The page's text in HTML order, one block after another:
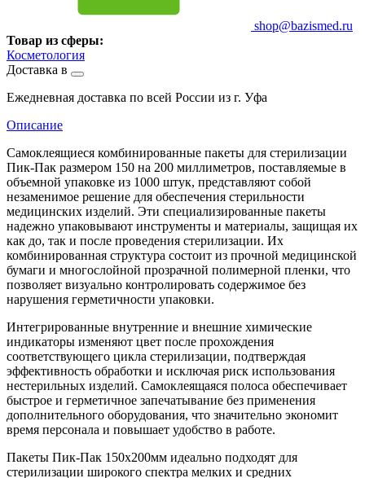
shop@bazismed.ru
Товар из сферы:
Косметология
Доставка в
Ежедневная доставка по всей России из г. Уфа
Описание
Самоклеящиеся комбинированные пакеты для стерилизации
Пик-Пак размером 150 на 200 миллиметров, поставляемые в
объемной упаковке из 1000 штук, представляют собой
незаменимое решение для обеспечения стерильности
медицинских изделий. Эти специализированные пакеты
надежно упаковывают инструменты и материалы, защищая их
как до, так и после проведения стерилизации. Их
комбинированная структура состоит из прочной медицинской
бумаги и многослойной прозрачной полимерной пленки, что
позволяет визуально контролировать содержимое без
нарушения герметичности упаковки.
Интегрированные внутренние и внешние химические
индикаторы изменяют цвет после прохождения
соответствующего цикла стерилизации, подтверждая
эффективность обработки и исключая риск использования
нестерильных изделий. Самоклеящаяся полоса обеспечивает
быстрое и герметичное запечатывание без применения
дополнительного оборудования, что значительно экономит
время персонала и повышает удобство в работе.
Пакеты Пик-Пак 150х200мм идеально подходят для
стерилизации широкого спектра мелких и средних